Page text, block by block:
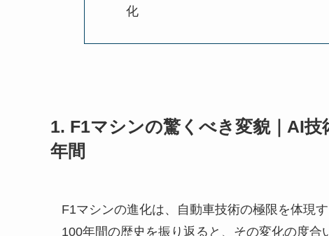
化
1. F1マシンの驚くべき変貌｜AI
年間
F1マシンの進化は、自動車技術の極限を体現
100年間の歴史を振り返ると、その変化の度